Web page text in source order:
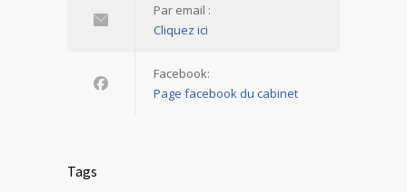
Par email :
Cliquez ici
Facebook:
Page facebook du cabinet
Tags